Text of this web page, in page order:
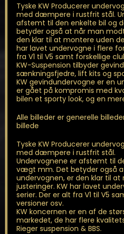
Tyske KW Producerer
med dæmpere i rustfrit stål.
afstemt til den enkelte bil og
betyder også at når man
den klar til at montere uden
har lavet undervogne i flere
fra V1 til V5 samt forskellige
KW-Suspension tilbyder
sænkningsfjedre, lift kits og
KW gevindundervogne er en
er gået på kompromis med
bilen et sporty look, og en
Alle billeder er generelle
billede
Tyske KW Producerer
med dæmpere i rustfrit stål.
Undervognene er afstemt til
vægt mm. Det betyder også
undervognen, er den klar til
justeringer. KW har lavet
serier. Der er alt fra V1 til V5
versioner osv.
KW koncernen er en af de
markedet, de har flere
Rieger suspension & BBS.